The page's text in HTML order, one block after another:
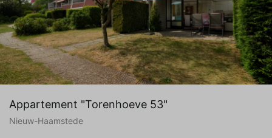
Appartement "Torenhoeve 53"
Nieuw-Haamstede